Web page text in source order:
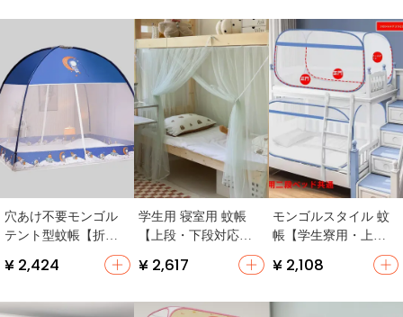
穴あけ不要モンゴル
テント型蚊帳【折り
たたみ式・全カバー
対応・シングルベッ
¥ 2,424
学生用 寝室用 蚊帳
【上段・下段対応・
密閉型・シングルベ
ッド用】（セットア
¥ 2,617
モンゴルスタイル 蚊
帳【学生寮用・上下
二段ベッド・三つ開
き・側開き対応】
¥ 2,108